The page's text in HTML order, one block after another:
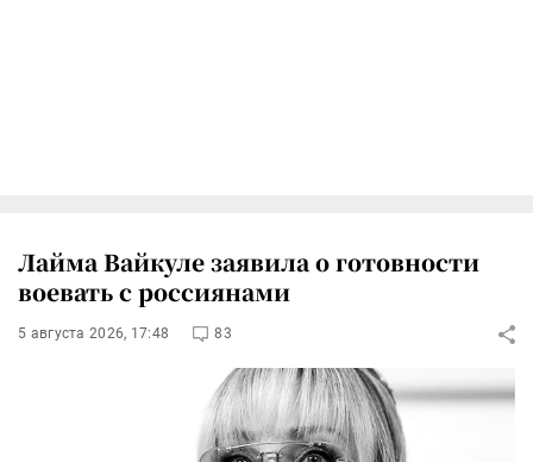
Лайма Вайкуле заявила о готовности
воевать с россиянами
5 августа 2026, 17:48 83